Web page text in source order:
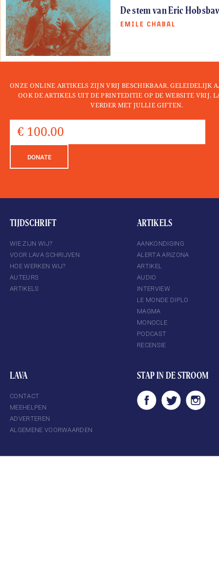
De stem van Eric
EMILE CHABAL
ONZE ONLINE ARTIKELS ZIJN VRIJ BESCHIKBAAR. GELEIDELIJK
OOK DE ARTIKELS UIT DE PRINTEDITIE OP DE WEBSITE VRIJ.
VERDER MET JULLIE GIFTEN.
DONATE
TIJDSCHRIFT
WIE ZIJN WIJ?
VOOR LAVA SCHRIJVEN
HOE WERKEN WIJ?
AUTEURS
ARTIKELS
ARTIKELS
AANKONDIGING
ALERTA ARIZONA
ARTIKEL
AUDIO
INTERVIEW
LE MONDE DIPLO
MAGMA
MONOCLE
PODCAST
RECENSIE
LAVA
CONTACT
MEEHELPEN
ADVERTEREN
ALGEMENE VOORWAARDEN
STAP IN DE STROOM